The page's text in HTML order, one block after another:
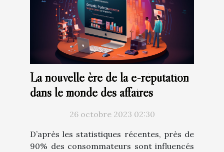
La nouvelle ère de la e-réputation
dans le monde des affaires
26 octobre 2023 02:30
D’après les statistiques récentes, près de
90% des consommateurs sont influencés